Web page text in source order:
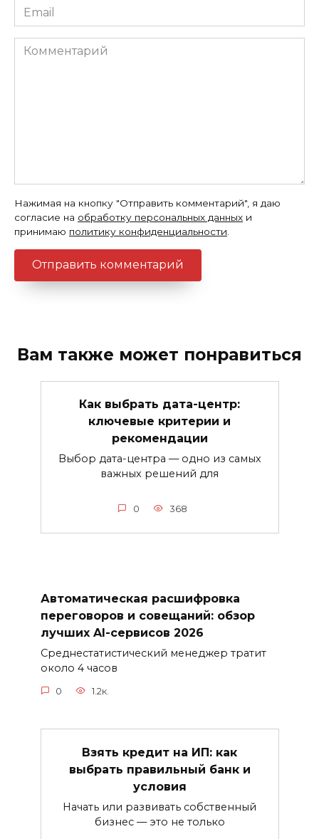
Email
*
Комментарий
Нажимая на кнопку "Отправить комментарий", я даю
согласие на обработку персональных данных и
принимаю политику конфиденциальности
Вам также может понравиться
Как выбрать дата-центр:
ключевые критерии и
рекомендации
Выбор дата-центра — одно из самых
важных решений для
0 368
Автоматическая расшифровка
переговоров и совещаний: обзор
лучших AI-сервисов 2026
Среднестатистический менеджер тратит
около 4 часов
0 1.2к.
Взять кредит на ИП: как
выбрать правильный банк и
условия
Начать или развивать собственный
бизнес — это не только